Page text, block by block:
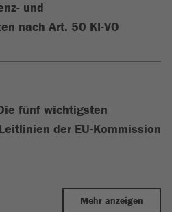
und
nach Art. 50 KI-VO
fünf wichtigsten
der EU-Kommission
Mehr anzeigen